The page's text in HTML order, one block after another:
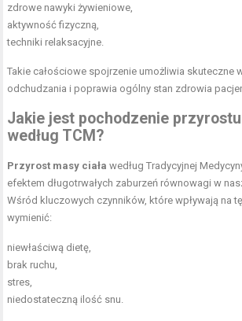
zdrowe nawyki żywieniowe,
aktywność fizyczną,
techniki relaksacyjne.
Takie całościowe spojrzenie umożliwia skuteczne
odchudzania i poprawia ogólny stan zdrowia
Jakie jest pochodzenie przyrostu
według TCM?
Przyrost masy ciała według Tradycyjnej
efektem długotrwałych zaburzeń równowagi w
Wśród kluczowych czynników, które wpływają na
wymienić:
niewłaściwą dietę,
brak ruchu,
stres,
niedostateczną ilość snu.